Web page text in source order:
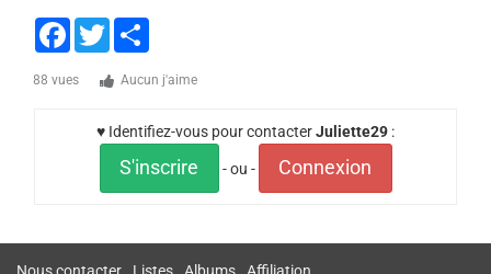
Facebook
Twitter
88 vues Aucun j'aime
♥ Identifiez-vous pour contacterJuliette29 :
S'inscrire - ou - Connexion